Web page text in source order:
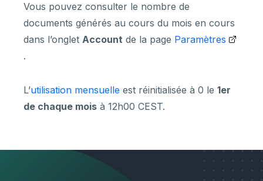
Vous pouvez consulter le nombre de
documents générés au cours du mois en cours
dans l’onglet Account de la page Paramètres
.
L’utilisation mensuelle est réinitialisée à 0 le 1er
de chaque mois à 12h00 CEST.